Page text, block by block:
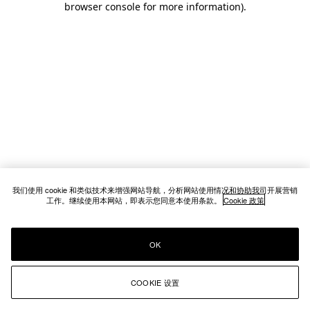
browser console for more information).
我们使用 cookie 和类似技术来增强网站导航，分析网站使用情况和协助我司开展营销
工作。继续使用本网站，即表示您同意本使用条款。 Cookie 政策
COOKIE 设置
OK